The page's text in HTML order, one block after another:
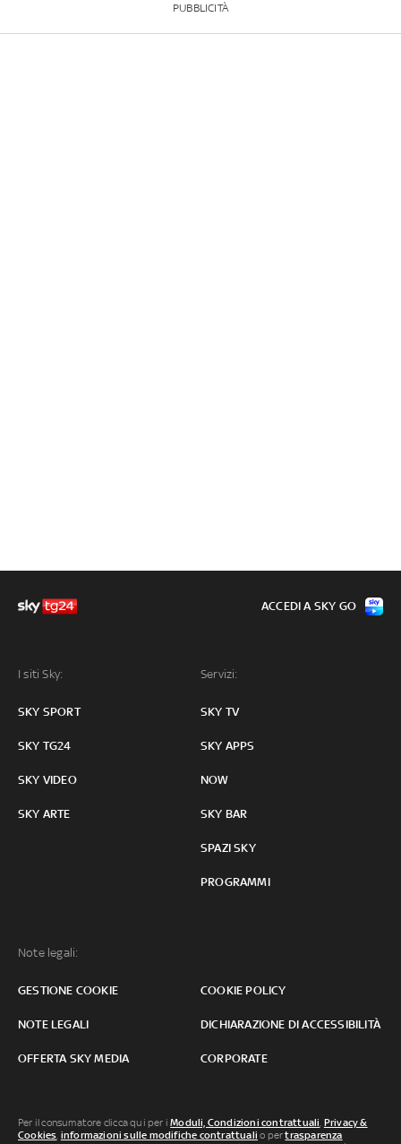
PUBBLICITÀ
I siti Sky:
SKY SPORT
SKY TG24
SKY VIDEO
SKY ARTE
Servizi:
SKY TV
SKY APPS
NOW
SKY BAR
SPAZI SKY
PROGRAMMI
Note legali:
GESTIONE COOKIE COOKIE POLICY
NOTE LEGALI DICHIARAZIONE DI ACCESSIBILITÀ
OFFERTA SKY MEDIA CORPORATE
ACCEDI A SKY GO
Per il consumatore clicca qui per iModuli, Condizioni contrattuali Privacy &
Cookies informazioni sulle modifiche contrattuali o pertrasparenza